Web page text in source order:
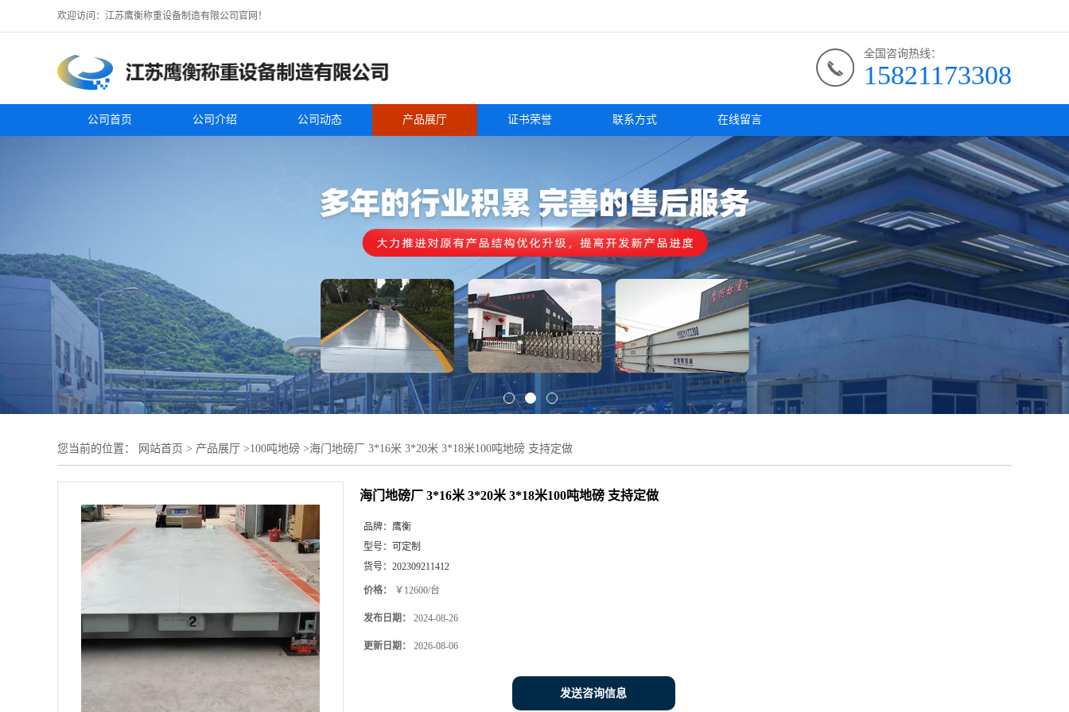
欢迎访问：江苏鹰衡称重设备制造有限公司官网！
全国咨询热线：
15821173308
公司首页 公司介绍 公司动态 产品展厅 证书荣誉 联系方式 在线留言
您当前的位置： 网站首页 > 产品展厅 >100吨地磅 >海门地磅厂 3*16米 3*20米 3*18米100吨地磅 支持定做
海门地磅厂 3*16米 3*20米 3*18米100吨地磅 支持定做
品牌： 鹰衡
型号：
可定制
货号： 202309211412
价格： ￥12600/台
发布日期： 2024-08-26
更新日期： 2026-08-06
发送咨询信息